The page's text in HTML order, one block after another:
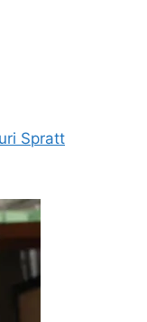
Spratt